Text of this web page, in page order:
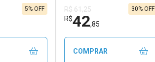
5% OFF
R$ 61,25
R$42,85
30% OFF
COMPRAR